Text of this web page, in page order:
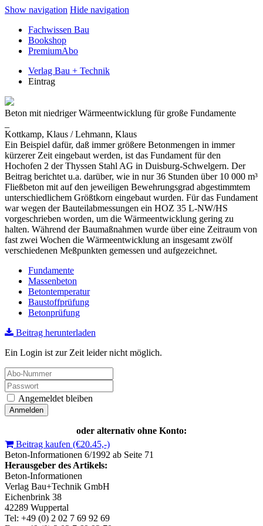
Show navigation Hide navigation
Fachwissen Bau
Bookshop
PremiumAbo
Verlag Bau + Technik
Eintrag
Beton mit niedriger Wärmeentwicklung für große Fundamente
Kottkamp, Klaus / Lehmann, Klaus
Ein Beispiel dafür, daß immer größere Betonmengen in immer
kürzerer Zeit eingebaut werden, ist das Fundament für den
Hochofen 2 der Thyssen Stahl AG in Duisburg-Schwelgern. Der
Beitrag berichtet u.a. darüber, wie in nur 36 Stunden über 10 000 m³
Fließbeton mit auf den jeweiligen Bewehrungsgrad abgestimmtem
unterschiedlichem Größtkorn eingebaut wurden. Für das Fundament
war wegen der Bauteilabmessungen ein HOZ 35 L-NW/HS
vorgeschrieben worden, um die Wärmeentwicklung gering zu
halten. Während der Baumaßnahmen wurde über eine Zeitraum von
fast zwei Wochen die Wärmeentwicklung an insgesamt zwölf
verschiedenen Meßpunkten gemessen und aufgezeichnet.
Fundamente
Massenbeton
Betontemperatur
Baustoffprüfung
Betonprüfung
Beitrag herunterladen
Ein Login ist zur Zeit leider nicht möglich.
Angemeldet bleiben
oder alternativ ohne Konto:
Beitrag kaufen (€20.45,-)
Beton‑Informationen 6/1992 ab Seite 71
Herausgeber des Artikels:
Beton‑Informationen
Verlag Bau+Technik GmbH
Eichenbrink 38
42289 Wuppertal
Tel: +49 (0) 2 02 7 69 92 69